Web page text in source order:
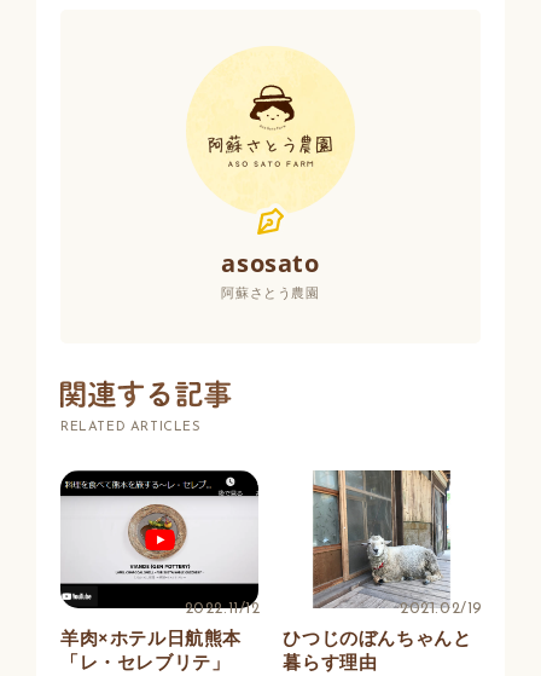
asosato
阿蘇さとう農園
RELATED ARTICLES
2022.11/12
羊肉×ホテル日航熊本
「レ・セレブリテ」
2021.02/19
ひつじのぼんちゃんと
暮らす理由